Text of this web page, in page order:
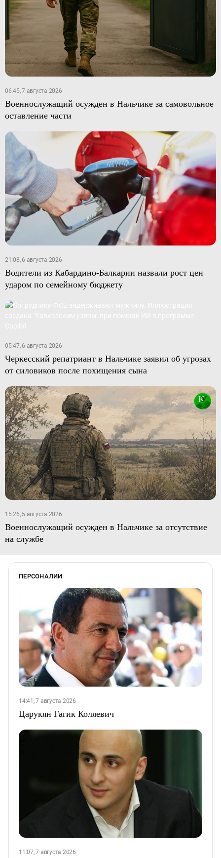
06:45, 7 августа 2026
Военнослужащий осужден в Нальчике за самовольное
оставление части
21:08, 6 августа 2026
Водители из Кабардино-Балкарии назвали рост цен
ударом по семейному бюджету
05:47, 6 августа 2026
Черкесский репатриант в Нальчике заявил об угрозах
от силовиков после похищения сына
15:26, 5 августа 2026
Военнослужащий осужден в Нальчике за отсутствие
на службе
ПЕРСОНАЛИИ
14:41, 7 августа 2026
Царукян Гагик Коляевич
11:07, 7 августа 2026